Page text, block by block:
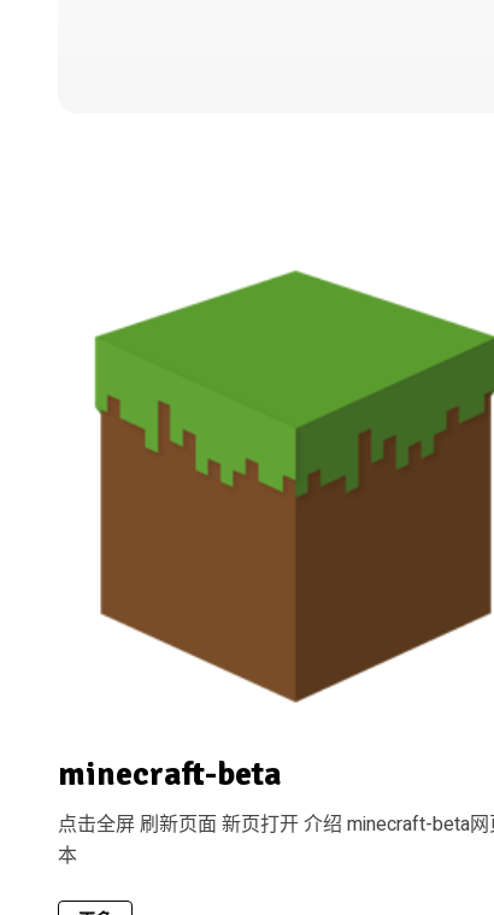
minecraft-beta
点击全屏 刷新页面 新页打开 介绍 minecraft-beta
本